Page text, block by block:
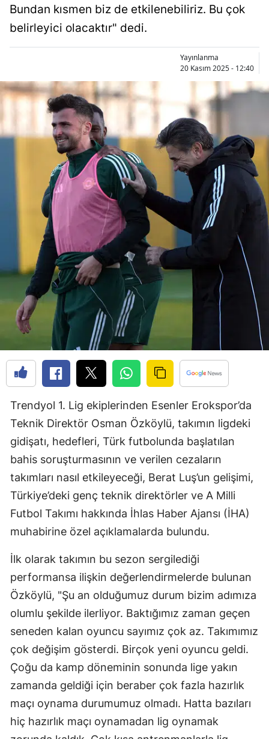
Bursa
Çanakkale
Çankırı
Çorum
Denizli
Diyarbakır
Edirne
Erzurum
Gaziantep
Giresun
Gümüşhane
Hakkari
Hatay
Isparta
Mersin
İstanbul
İzmir
Kars
Kastamonu
Kayseri
Kırklareli
Kırşehir
Kocaeli
Konya
Kütahya
Bundan kısmen biz de etkilenebiliriz. Bu çok
belirleyici olacaktır" dedi.
Yayınlanma
20 Kasım 2025 - 12:40
Trendyol 1. Lig ekiplerinden Esenler Erokspor’da
Teknik Direktör Osman Özköylü, takımın ligdeki
gidişatı, hedefleri, Türk futbolunda başlatılan
bahis soruşturmasının ve verilen cezaların
takımları nasıl etkileyeceği, Berat Luş’un gelişimi,
Türkiye’deki genç teknik direktörler ve A Milli
Futbol Takımı hakkında İhlas Haber Ajansı (İHA)
muhabirine özel açıklamalarda bulundu.
İlk olarak takımın bu sezon sergilediği
performansa ilişkin değerlendirmelerde bulunan
Özköylü, "Şu an olduğumuz durum bizim adımıza
olumlu şekilde ilerliyor. Baktığımız zaman geçen
seneden kalan oyuncu sayımız çok az. Takımımız
çok değişim gösterdi. Birçok yeni oyuncu geldi.
Çoğu da kamp döneminin sonunda lige yakın
zamanda geldiği için beraber çok fazla hazırlık
maçı oynama durumumuz olmadı. Hatta bazıları
hiç hazırlık maçı oynamadan lig oynamak